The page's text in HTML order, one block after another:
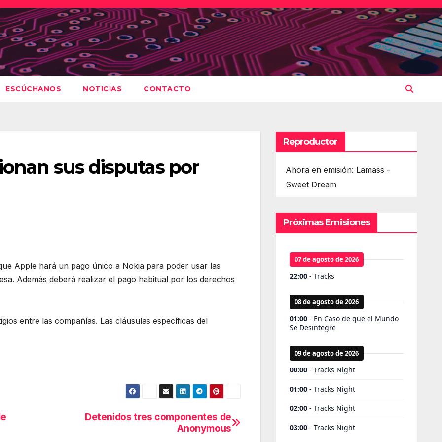
ESCÚCHANOS NOTICIAS CONTACTO
sus disputas por
Apple hará un pago único a Nokia para poder usar las
Además deberá realizar el pago habitual por los derechos
entre las compañías. Las cláusulas específicas del
Detenidos tres componentes de
Anonymous
Reproductor
Ahora en emisión: Lamass -
Sweet Dream
Próximas Emisiones